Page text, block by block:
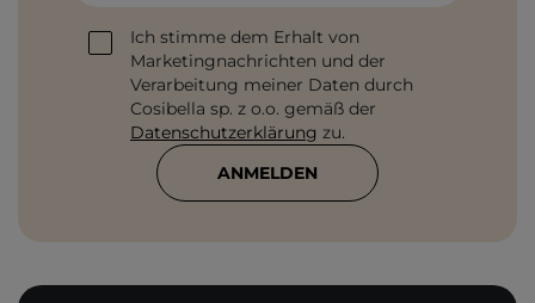
Ich stimme dem Erhalt von
Marketingnachrichten und der
Verarbeitung meiner Daten durch
Cosibella sp. z o.o. gemäß der
Datenschutzerklärung zu.
ANMELDEN